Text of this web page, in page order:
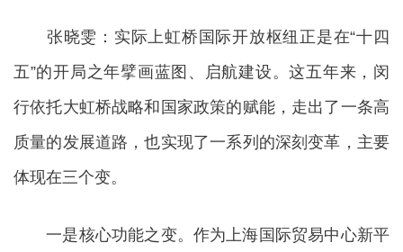
张晓雯：实际上虹桥国际开放枢纽正是在“十四
五”的开局之年擘画蓝图、启航建设。这五年来，闵
行依托大虹桥战略和国家政策的赋能，走出了一条高
质量的发展道路，也实现了一系列的深刻变革，主要
体现在三个变。
一是核心功能之变。作为上海国际贸易中心新平